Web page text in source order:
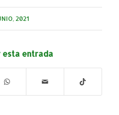
2021
esta entrada